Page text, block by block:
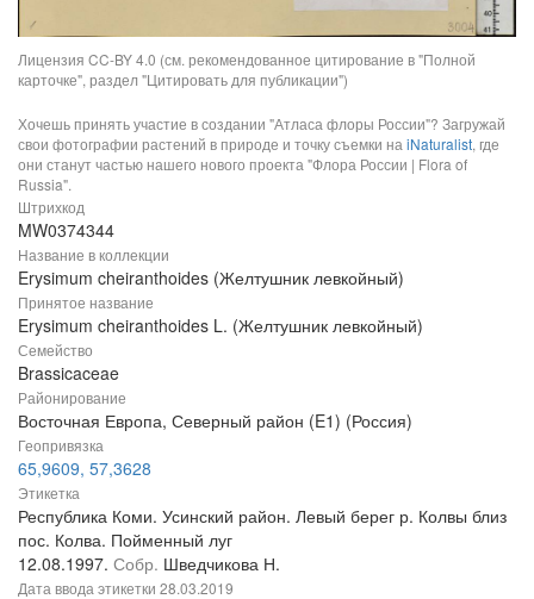
Лицензия CC-BY 4.0 (см. рекомендованное цитирование в "Полной
карточке", раздел "Цитировать для публикации")
Хочешь принять участие в создании "Атласа флоры России"? Загружай
свои фотографии растений в природе и точку съемки на iNaturalist, где
они станут частью нашего нового проекта "Флора России | Flora of
Russia".
Штрихкод
MW0374344
Название в коллекции
Erysimum cheiranthoides (Желтушник левкойный)
Принятое название
Erysimum cheiranthoides L. (Желтушник левкойный)
Семейство
Brassicaceae
Районирование
Восточная Европа, Северный район (E1) (Россия)
Геопривязка
65,9609, 57,3628
Этикетка
Республика Коми. Усинский район. Левый берег р. Колвы близ
пос. Колва. Пойменный луг
12.08.1997. Собр. Шведчикова Н.
Дата ввода этикетки 28.03.2019